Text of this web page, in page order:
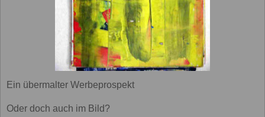
Ein übermalter Werbeprospekt
Oder doch auch im Bild?